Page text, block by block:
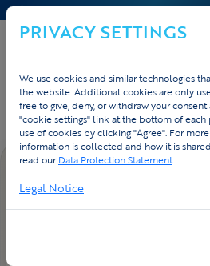
Home Contact FAQ
Kan het design op
Het design kunnen we verder
PRIVACY SETTINGS
We use cookies and similar technologies
the website. Additional cookies are only
free to give, deny, or withdraw your
"cookie settings" link at the bottom of each
use of cookies by clicking "Agree". For
information is collected and how it is
read ourData Protection Statement.
Legal Notice